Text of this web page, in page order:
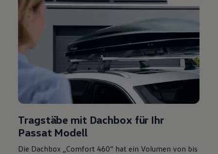
Tragstäbe mit Dachbox für Ihr
Passat Modell
Die Dachbox „Comfort 460“ hat ein Volumen von bis